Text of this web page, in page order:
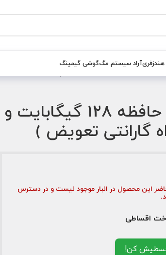
آراد سیستم مگگوشی گیمینگ
این محصول در انبار موجود نیست و در دسترس
اقساطی
کن!